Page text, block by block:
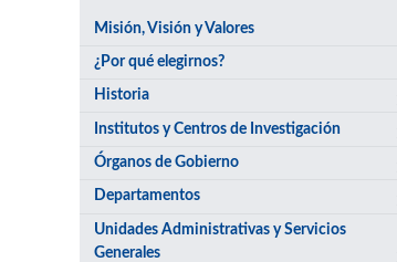
Misión, Visión y Valores
¿Por qué elegirnos?
Historia
Institutos y Centros de Investigación
Órganos de Gobierno
Departamentos
Unidades Administrativas y Servicios
Generales